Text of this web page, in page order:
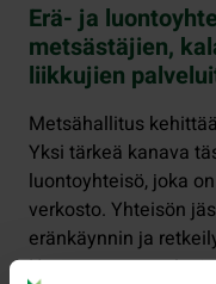
Erä- ja
metsästäjien,
liikkujien
Metsähallitus
Yksi tärkeä kanava
luontoyhteisö, joka
verkosto. Yhteisön
eränkäynnin ja
Haemme nyt uusia